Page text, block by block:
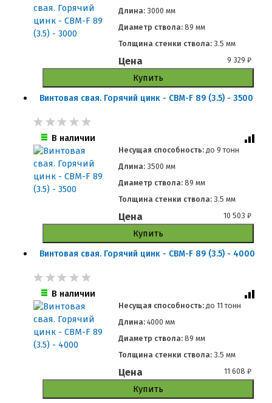
Длина:3000 мм
Диаметр ствола:89 мм
Толщина стенки ствола:3.5 мм
Цена 9 329₽
Купить
Винтовая свая. Горячий цинк - СВМ-F 89 (3.5) - 3500
В наличии
Несущая способность: до 9 тонн
Длина:3500 мм
Диаметр ствола:89 мм
Толщина стенки ствола:3.5 мм
Цена 10 503₽
Купить
Винтовая свая. Горячий цинк - СВМ-F 89 (3.5) - 4000
В наличии
Несущая способность: до 11 тонн
Длина:4000 мм
Диаметр ствола:89 мм
Толщина стенки ствола:3.5 мм
Цена 11 608₽
Купить